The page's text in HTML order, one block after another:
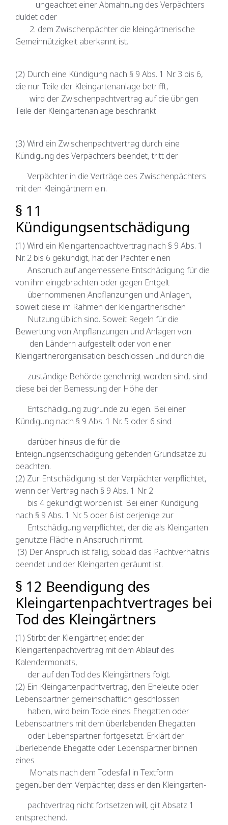
ungeachtet einer Abmahnung des Verpächters
duldet oder
2. dem Zwischenpächter die kleingärtnerische
Gemeinnützigkeit aberkannt ist.
(2) Durch eine Kündigung nach § 9 Abs. 1 Nr. 3 bis 6,
die nur Teile der Kleingartenanlage betrifft,
wird der Zwischenpachtvertrag auf die übrigen
Teile der Kleingartenanlage beschränkt.
(3) Wird ein Zwischenpachtvertrag durch eine
Kündigung des Verpächters beendet, tritt der
Verpächter in die Verträge des Zwischenpächters
mit den Kleingärtnern ein.
§ 11
Kündigungsentschädigung
(1) Wird ein Kleingartenpachtvertrag nach § 9 Abs. 1
Nr. 2 bis 6 gekündigt, hat der Pächter einen
Anspruch auf angemessene Entschädigung für die
von ihm eingebrachten oder gegen Entgelt
übernommenen Anpflanzungen und Anlagen,
soweit diese im Rahmen der kleingärtnerischen
Nutzung üblich sind. Soweit Regeln für die
Bewertung von Anpflanzungen und Anlagen von
den Ländern aufgestellt oder von einer
Kleingärtnerorganisation beschlossen und durch die
zuständige Behörde genehmigt worden sind, sind
diese bei der Bemessung der Höhe der
Entschädigung zugrunde zu legen. Bei einer
Kündigung nach § 9 Abs. 1 Nr. 5 oder 6 sind
darüber hinaus die für die
Enteignungsentschädigung geltenden Grundsätze zu
beachten.
(2) Zur Entschädigung ist der Verpächter verpflichtet,
wenn der Vertrag nach § 9 Abs. 1 Nr. 2
bis 4 gekündigt worden ist. Bei einer Kündigung
nach § 9 Abs. 1 Nr. 5 oder 6 ist derjenige zur
Entschädigung verpflichtet, der die als Kleingarten
genutzte Fläche in Anspruch nimmt.
(3) Der Anspruch ist fällig, sobald das Pachtverhältnis
beendet und der Kleingarten geräumt ist.
§ 12 Beendigung des
Kleingartenpachtvertrages bei
Tod des Kleingärtners
(1) Stirbt der Kleingärtner, endet der
Kleingartenpachtvertrag mit dem Ablauf des
Kalendermonats,
der auf den Tod des Kleingärtners folgt.
(2) Ein Kleingartenpachtvertrag, den Eheleute oder
Lebenspartner gemeinschaftlich geschlossen
haben, wird beim Tode eines Ehegatten oder
Lebenspartners mit dem überlebenden Ehegatten
oder Lebenspartner fortgesetzt. Erklärt der
überlebende Ehegatte oder Lebenspartner binnen
eines
Monats nach dem Todesfall in Textform
gegenüber dem Verpächter, dass er den Kleingarten-
pachtvertrag nicht fortsetzen will, gilt Absatz 1
entsprechend.